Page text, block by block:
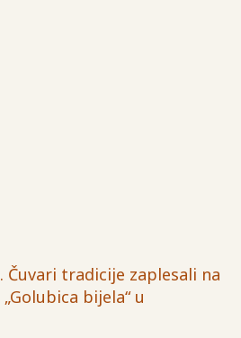
Čuvari tradicije zaplesali na
bijela“ u